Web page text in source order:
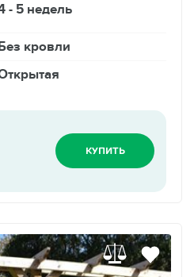
- 5 недель
кровли
КУПИТЬ